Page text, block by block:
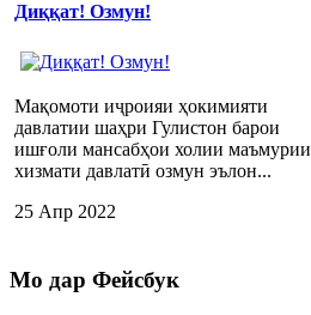
Диққат! Озмун!
Мақомоти иҷроияи ҳокимияти
давлатии шаҳри Гулистон барои
ишғоли мансабҳои холии маъмурии
хизмати давлатӣ озмун эълон...
25 Апр 2022
Мо дар Фейсбук